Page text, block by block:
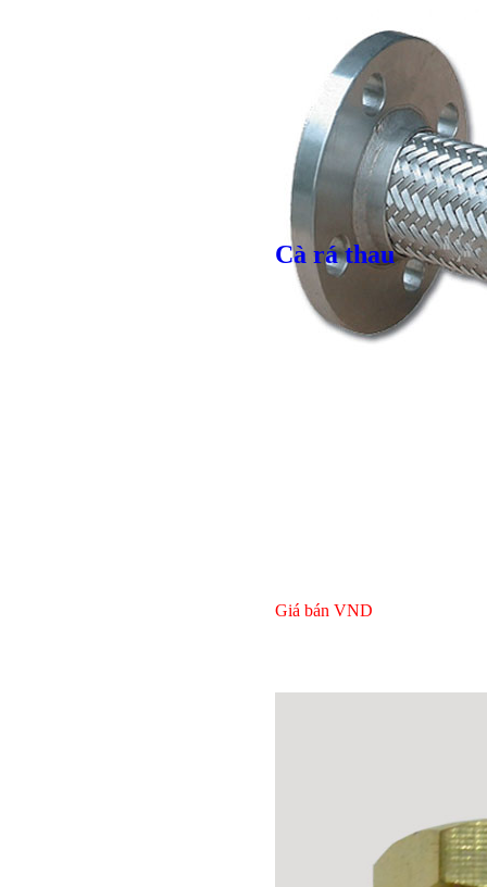
Bulong
Giá bán VND
Cà rá thau